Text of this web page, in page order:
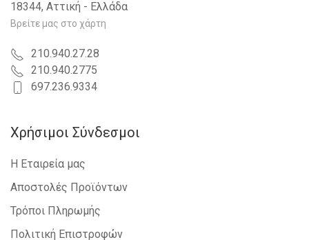
18344, Αττική - Ελλάδα
Βρείτε μας στο χάρτη
210.940.27.28
210.940.2775
697.236.9334
Χρήσιμοι Σύνδεσμοι
Η Εταιρεία μας
Αποστολές Προϊόντων
Τρόποι Πληρωμής
Πολιτική Επιστροφών